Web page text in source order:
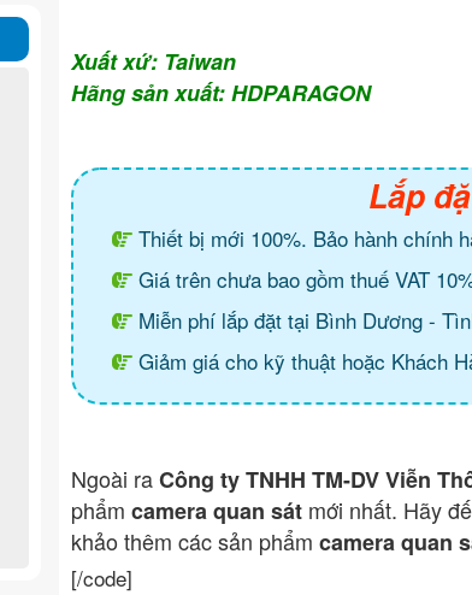
Xuất xứ: Taiwan
Hãng sản xuất: HDPARAGON
Lắp
Thiết bị mới 100%. Bảo hành chính
Giá trên chưa bao gồm thuế VAT
Miễn phí lắp đặt tại Bình Dương -
Giảm giá cho kỹ thuật hoặc Khách
Ngoài raCông ty TNHH TM-DV Viễn
phẩm camera quan sát mới nhất. Hãy
khảo thêm các sản phẩm camera quan
[/code]